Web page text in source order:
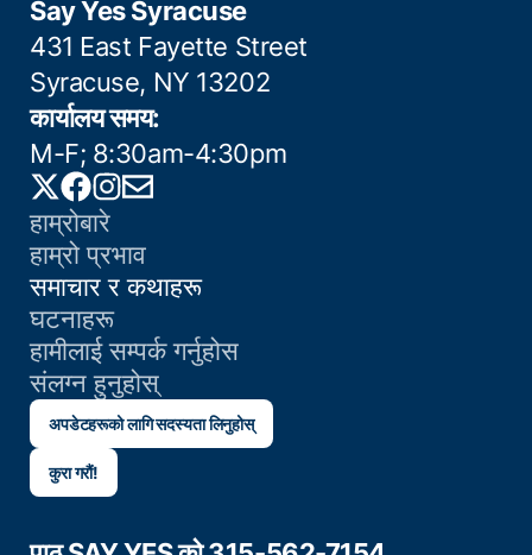
Say Yes Syracuse
431 East Fayette Street
Syracuse, NY 13202
कार्यालय समय:
M-F; 8:30am-4:30pm
Twitter
Facebook
Instagram
हाम्रोबारे
हाम्रो प्रभाव
समाचार र कथाहरू
घटनाहरू
हामीलाई सम्पर्क गर्नुहोस
संलग्न हुनुहोस्
अपडेटहरूको लागि सदस्यता लिनुहोस्
कुरा गरौं!